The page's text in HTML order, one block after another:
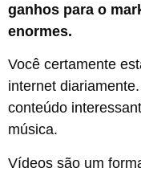
ganhos para o
enormes.
Você certamente
internet
conteúdo
música.
Vídeos são um